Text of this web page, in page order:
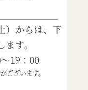
＿＿＿＿＿＿＿＿
）からは、下
す。
19：00
ございます。